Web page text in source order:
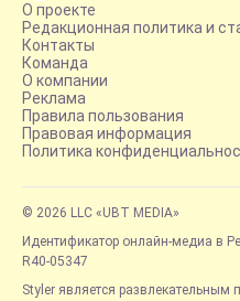
О проекте
Редакционная политика и
Контакты
Команда
О компании
Реклама
Правила пользования
Правовая информация
Политика
© 2026 LLC «UBT MEDIA»
Идентификатор онлайн-медиа в
R40-05347
Styler является развлекательным